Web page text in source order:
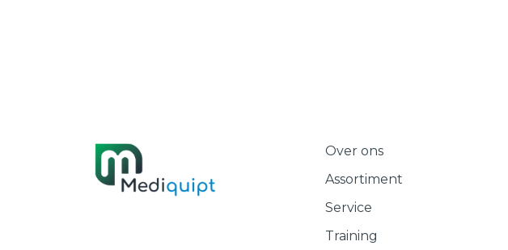
Over ons
Assortiment
Service
Training